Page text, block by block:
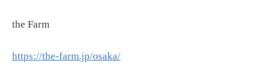
the Farm
https://the-farm.jp/osaka/